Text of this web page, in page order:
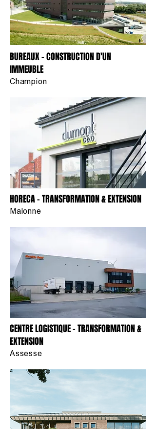
BUREAUX - CONSTRUCTION D'UN
IMMEUBLE
Champion
HORECA - TRANSFORMATION & EXTENSION
Malonne
CENTRE LOGISTIQUE - TRANSFORMATION &
EXTENSION
Assesse